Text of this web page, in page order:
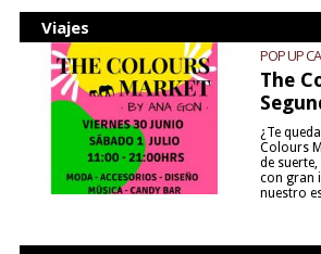
Viajes
POP UP
The
¿Te
Colours
de
con gran
nuestro